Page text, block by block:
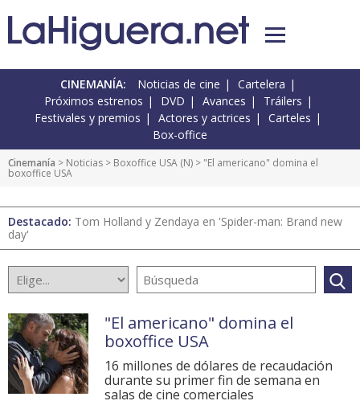
CINEMANÍA: Noticias de cine
Cartelera
Próximos estrenos
DVD Avances
Tráilers
Festivales y premios
Actores y actrices
Carteles
Box-office
Cinemanía > Noticias > Boxoffice USA (N) > "El americano" domina el
boxoffice USA
Destacado: Tom Holland y Zendaya en 'Spider-man: Brand new
day'
"El americano" domina el
boxoffice USA
16 millones de dólares de recaudación
durante su primer fin de semana en
salas de cine comerciales